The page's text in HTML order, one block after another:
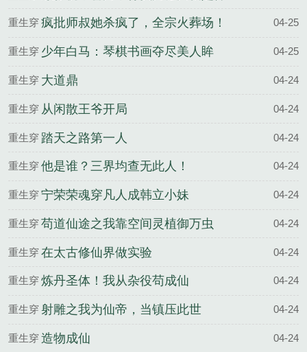
越
重生穿
越
疯批师叔她杀疯了，全宗火葬场！ 04-25
重生穿
越
少年白马：琴棋书画夺尽美人眸 04-25
重生穿
越
大道鼎 04-24
重生穿
越
从闲散王爷开局 04-24
重生穿
越
踏天之路第一人 04-24
重生穿
越
他是谁？三界均查无此人！ 04-24
重生穿
越
宁荣荣魂穿凡人成韩立小妹 04-24
重生穿
越
苟道仙途之我靠空间灵植御万虫 04-24
重生穿
越
在太古修仙界做实验 04-24
重生穿
越
炼丹圣体！我从杂役苟成仙 04-24
重生穿
越
射雕之我为仙帝，当镇压此世 04-24
重生穿 造物成仙 04-24